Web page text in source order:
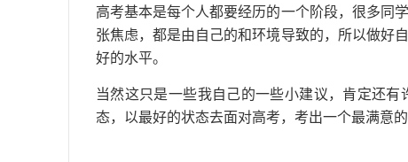
高考基本是每个人都要经历的一个阶段，很多同
张焦虑，都是由自己的和环境导致的，所以做好
好的水平。
当然这只是一些我自己的一些小建议，肯定还
态，以最好的状态去面对高考，考出一个最满意